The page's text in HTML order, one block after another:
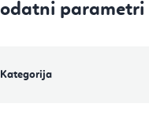
parametri
Kategorija